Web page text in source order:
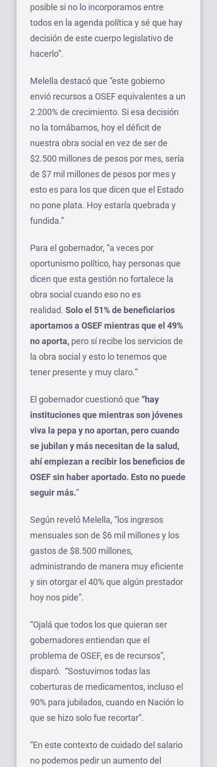
posible si no lo incorporamos entre
todos en la agenda política y sé que hay
decisión de este cuerpo legislativo de
hacerlo”.
Melella destacó que “este gobierno
envió recursos a OSEF equivalentes a un
2.200% de crecimiento. Si esa decisión
no la tomábamos, hoy el déficit de
nuestra obra social en vez de ser de
$2.500 millones de pesos por mes, sería
de $7 mil millones de pesos por mes y
esto es para los que dicen que el Estado
no pone plata. Hoy estaría quebrada y
fundida.”
Para el gobernador, “a veces por
oportunismo político, hay personas que
dicen que esta gestión no fortalece la
obra social cuando eso no es
realidad. Solo el 51% de beneficiarios
aportamos a OSEF mientras que el 49%
no aporta, pero sí recibe los servicios de
la obra social y esto lo tenemos que
tener presente y muy claro.”
El gobernador cuestionó que “hay
instituciones que mientras son jóvenes
viva la pepa y no aportan, pero cuando
se jubilan y más necesitan de la salud,
ahí empiezan a recibir los beneficios de
OSEF sin haber aportado. Esto no puede
seguir más.“
Según reveló Melella, “los ingresos
mensuales son de $6 mil millones y los
gastos de $8.500 millones,
administrando de manera muy eficiente
y sin otorgar el 40% que algún prestador
hoy nos pide”.
“Ojalá que todos los que quieran ser
gobernadores entiendan que el
problema de OSEF, es de recursos”,
disparó. “Sostuvimos todas las
coberturas de medicamentos, incluso el
90% para jubilados, cuando en Nación lo
que se hizo solo fue recortar”.
“En este contexto de cuidado del salario
no podemos pedir un aumento del